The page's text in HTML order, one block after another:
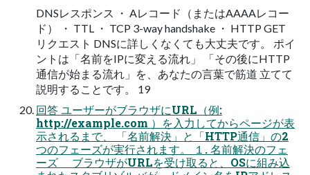
DNSレスポンス ・ Aレコード（またはAAAAレコー
ド） ・ TTL ・ TCP 3-way handshake ・ HTTP GET
リクエスト DNSに詳しくなくても大丈夫です。 ポイ
ントは「名前をIPに変える流れ」 「その後にHTTP
通信が始まる流れ」を、あなたの言葉で筋道 立てて
説明することです。 19
回答 ユーザーがブラウザにURL（例:
http://example.com ）を入力してからページが表
示されるまで、 「名前解決」と「HTTP通信」の2
つのフェーズが実行されます。 １. 名前解決のフェ
ーズ ブラウザがURLを受け取ると、OSに組み込